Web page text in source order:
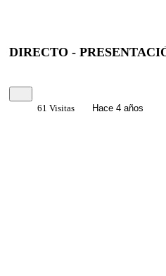
DIRECTO -
61 Visitas Hace 4 años